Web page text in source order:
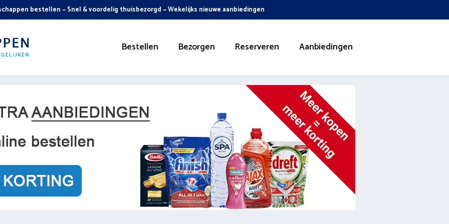
bestellen ~ Snel & voordelig thuisbezorgd ~ Wekelijks nieuwe aanbiedingen
Bestellen Bezorgen Reserveren Aanbiedingen